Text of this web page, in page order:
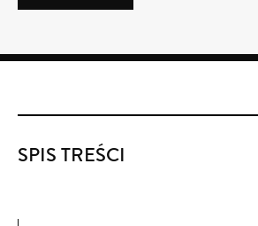
(3.97
SPIS TREŚCI